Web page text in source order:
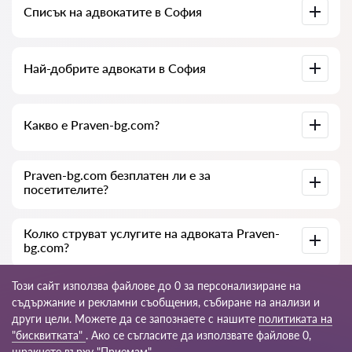
на документите по делото. Списък на колегията на
адвокатите в София. Цени за услугите на адвокатите и
Списък на адвокатите в София
специално за вас. Пълна биография на адвокатите с
телефонни номера.
Най-добрите адвокати в София
пълна информация. Цени, отзиви, телефонен номер и
Какво е Praven-bg.com?
Praven-bg.com е съвременна юридическа компания. Ние
помагаме на физически и юридически лица, както и на
чуждестранни компании.
Praven-bg.com безплатен ли е за
посетителите?
посетителите в София, но услугите и консултациите,
предоставяни от юристи и адвокати, са платни.
Колко струват услугите на адвоката Praven-
bg.com?
Цената на консултацията и услугите на нашите
специалисти зависи от сложността на въпроса и обема
работа; обикновено консултацията по телефона (онлайн)
е от 35 до 45 €. Цената на договора се обсъжда
индивидуално.
© 2026 Praven-bg.com
Този сайт използва файлове до 0 за персонализиране на
съдържание и рекламни съобщения, събиране на анализи и
други цели. Можете да се запознаете с нашите политиката на
"бисквитката" . Ако се съгласите да използвате файлове 0,